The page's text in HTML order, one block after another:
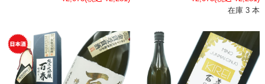
在庫 3 本